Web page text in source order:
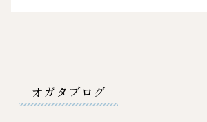
オガタブログ